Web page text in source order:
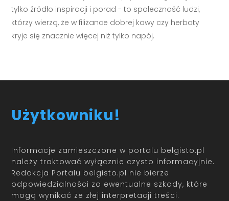
tylko źródło inspiracji i porad - to społeczność ludzi,
którzy wierzą, że w filiżance dobrej kawy czy herbaty
kryje się znacznie więcej niż tylko napój.
Użytkowniku!
Informacje zamieszczone w portalu belgisto.pl
należy traktować wyłącznie czysto informacyjnie.
Redakcja Portalu belgisto.pl nie bierze
odpowiedzialności za ewentualne szkody, które
mogą wynikać ze złej interpretacji treści.